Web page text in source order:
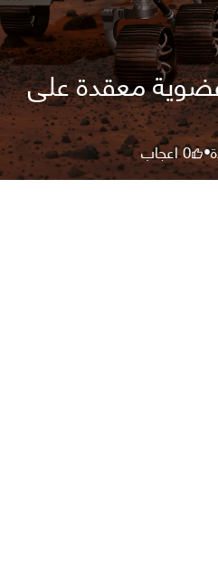
معقدة على
•
0اعجاب